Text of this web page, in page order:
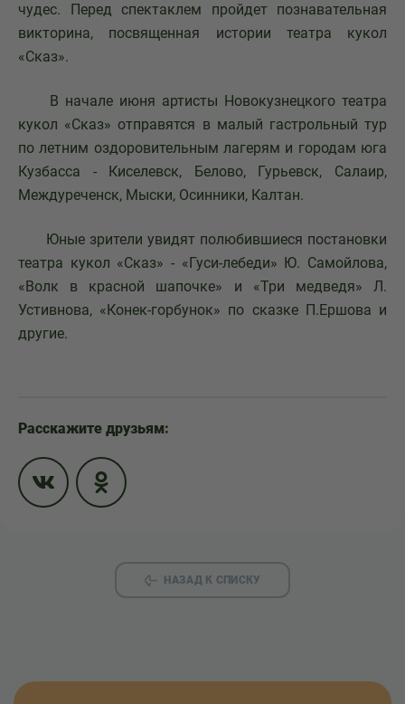
чудес. Перед спектаклем пройдет познавательная
викторина, посвященная истории театра кукол
«Сказ».
В начале июня артисты Новокузнецкого театра
кукол «Сказ» отправятся в малый гастрольный тур
по летним оздоровительным лагерям и городам юга
Кузбасса - Киселевск, Белово, Гурьевск, Салаир,
Междуреченск, Мыски, Осинники, Калтан.
Юные зрители увидят полюбившиеся постановки
театра кукол «Сказ» - «Гуси-лебеди» Ю. Самойлова,
«Волк в красной шапочке» и «Три медведя» Л.
Устивнова, «Конек-горбунок» по сказке П.Ершова и
другие.
Расскажите друзьям:
НАЗАД К СПИСКУ